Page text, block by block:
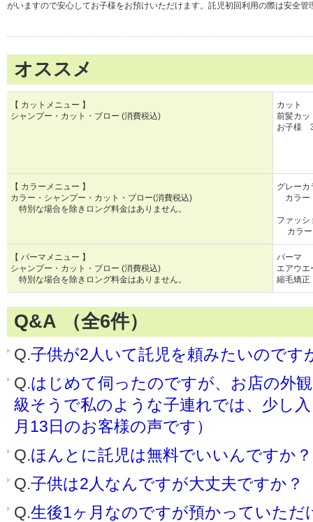
がいますので安心してお子様をお預けいただけます。託児初回利用の際は安全管
オススメ
【 カットメニュー 】
シャンプー・カット・ブロー (消費税込)
カッ
前髪
お子様
【 カラーメニュー 】
カラー・シャンプー・カット・ブロー(消費税込)
特別な場合を除きロング料金はありません。
グレー
カラー
ファッ
カラー
【 パーマメニュー 】
シャンプー・カット・ブロー (消費税込)
特別な場合を除きロング料金はありません。
パー
エアウ
縮毛
Q&A （全6件）
Q.子供が2人いて託児を頼みたいのです
Q.はじめて伺ったのですが、お店の外
級そうで私のような子連れでは、少し
月13日のお客様の声です）
Q.ほんとに託児は無料でいいんですか？
Q.子供は2人なんですが大丈夫ですか？
Q.生後1ヶ月なのですが預かっていただ